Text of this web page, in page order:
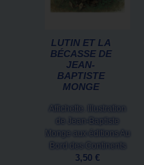
LUTIN ET LA
BÉCASSE DE
JEAN-
BAPTISTE
MONGE
Affichette. Illustration
de Jean-Baptiste
Monge aux éditions Au
Bord des Continents
3,50 €